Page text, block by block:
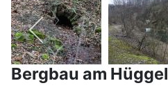
Bergbau am Hüggel